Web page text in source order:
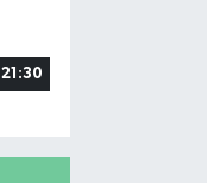
21:30